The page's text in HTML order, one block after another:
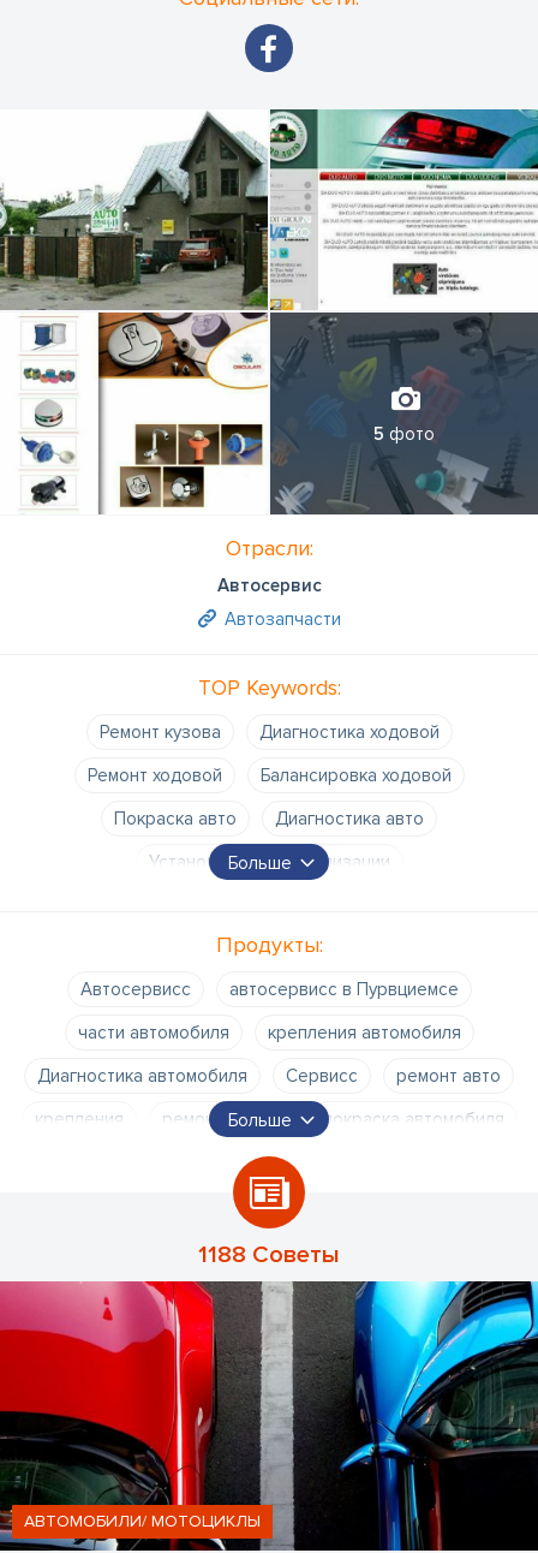
5 фото
Отрасли:
Автосервис
Автозапчасти
TOP Keywords:
Ремонт кузова
Диагностика ходовой
Ремонт ходовой
Балансировка ходовой
Покраска авто
Диагностика авто
Установка автосигнализации
Ремонт эелектродвигателя
Наполнение кондиционеров
Ремонт кондционеров
ремонт автомобилей
Больше
Продукты:
Автосервисс
автосервисс в Пурвциемсе
части автомобиля
крепления автомобиля
Диагностика автомобиля
Сервисс
ремонт авто
крепления
ремонт кузова
покраска автомобиля
крепления кузова
автосервис на Тейке
автосервис в Пурвциемсе
автосервис в Плявниеках
автосервис в Межциемсе
Больше
1188 Советы
АВТОМОБИЛИ/ МОТОЦИКЛЫ